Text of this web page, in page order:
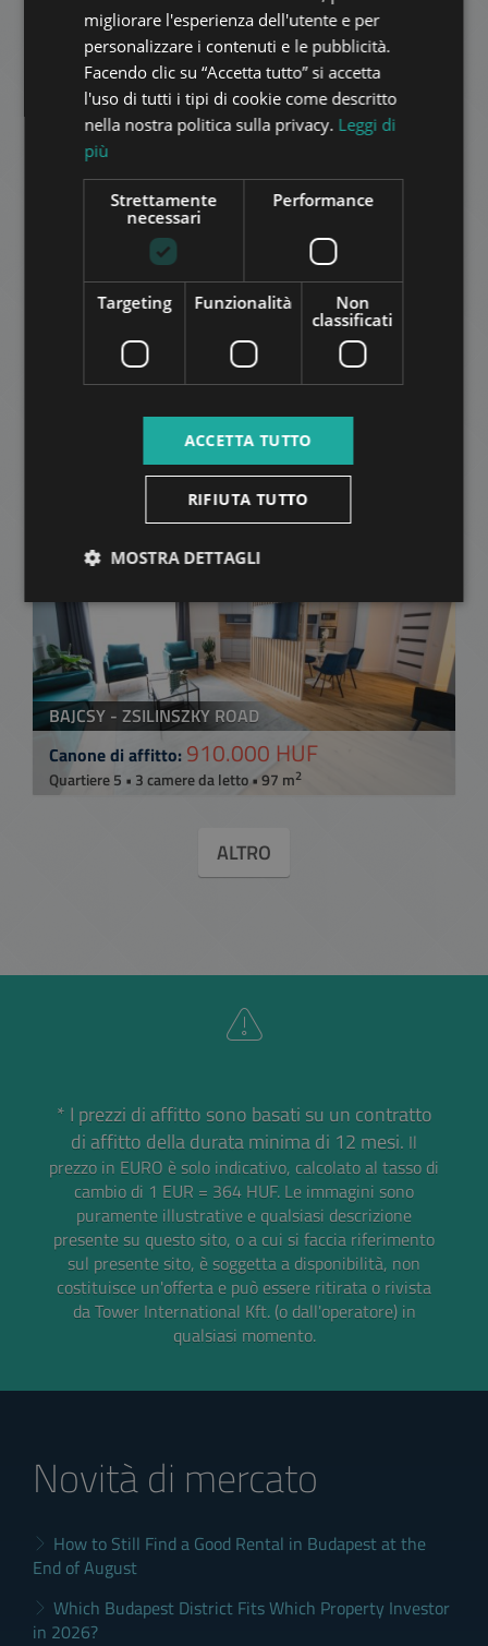
ERZSÉBET SQUARE PANORAMA
Canone di affitto:983.000 HUF
Quartiere 5 • 2 camere da letto • 71 m2
AGGIUNGI ALLA LISTA
OFFICE FOR RENT NEXT TO THE BASILICA
1.456.000 HUF
Quartiere 5 • 6 camere da letto • 201 m2
BAJCSY - ZSILINSZKY ROAD
Canone di affitto: 910.000 HUF
Quartiere 5 • 3 camere da letto • 97 m2
ALTRO
* I prezzi di affitto sono basati su un contratto
di affitto della durata minima di 12 mesi. Il
prezzo in EURO è solo indicativo, calcolato al tasso di
cambio di 1 EUR = 364 HUF. Le immagini sono
puramente illustrative e qualsiasi descrizione
presente su questo sito, o a cui si faccia riferimento
sul presente sito, è soggetta a disponibilità, non
costituisce un'offerta e può essere ritirata o rivista
da Tower International Kft. (o dall'operatore) in
qualsiasi momento.
Novità di mercato
How to Still Find a Good Rental in Budapest at the
End of August
Which Budapest District Fits Which Property Investor
in 2026?
FRENCH
ITALIAN
SPANISH
ARABIC
migliorare l'esperienza dell'utente e per
personalizzare i contenuti e le pubblicità.
Facendo clic su “Accetta tutto” si accetta
l'uso di tutti i tipi di cookie come descritto
nella nostra politica sulla privacy. Leggi di
più
Strettamente
necessari
Performance
Targeting Funzionalità
Non
classificati
ACCETTA TUTTO
RIFIUTA TUTTO
MOSTRA DETTAGLI